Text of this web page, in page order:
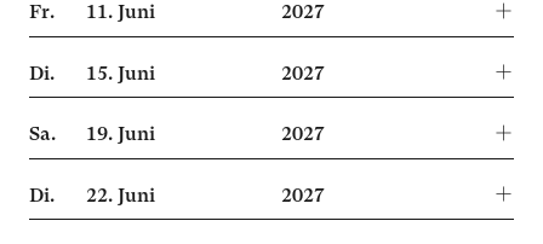
Fr. 11.Juni 2027
Di. 15.Juni 2027
Sa. 19.Juni 2027
Di. 22.Juni 2027